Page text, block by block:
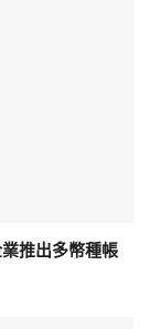
推出多幣種帳